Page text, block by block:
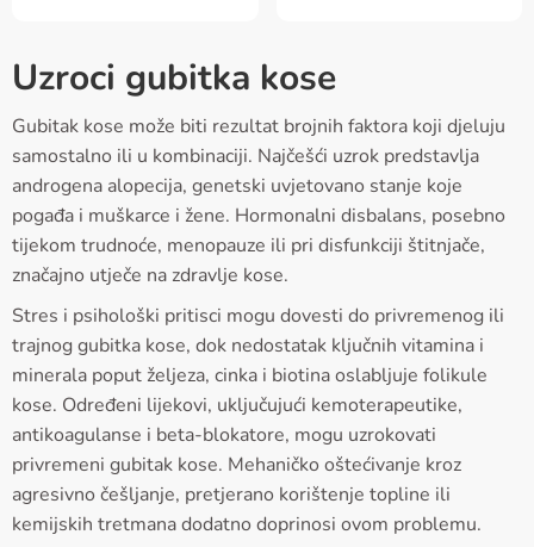
Uzroci gubitka kose
Gubitak kose može biti rezultat brojnih faktora koji djeluju
samostalno ili u kombinaciji. Najčešći uzrok predstavlja
androgena alopecija, genetski uvjetovano stanje koje
pogađa i muškarce i žene. Hormonalni disbalans, posebno
tijekom trudnoće, menopauze ili pri disfunkciji štitnjače,
značajno utječe na zdravlje kose.
Stres i psihološki pritisci mogu dovesti do privremenog ili
trajnog gubitka kose, dok nedostatak ključnih vitamina i
minerala poput željeza, cinka i biotina oslabljuje folikule
kose. Određeni lijekovi, uključujući kemoterapeutike,
antikoagulanse i beta-blokatore, mogu uzrokovati
privremeni gubitak kose. Mehaničko oštećivanje kroz
agresivno češljanje, pretjerano korištenje topline ili
kemijskih tretmana dodatno doprinosi ovom problemu.